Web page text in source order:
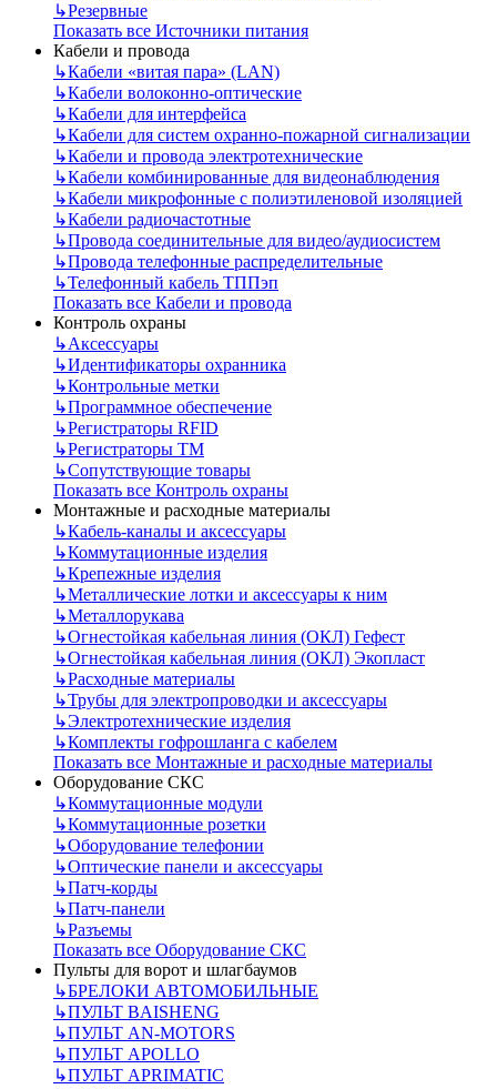
↳Резервные
Показать все Источники питания
Кабели и провода
↳Кабели «витая пара» (LAN)
↳Кабели волоконно-оптические
↳Кабели для интерфейса
↳Кабели для систем охранно-пожарной сигнализации
↳Кабели и провода электротехнические
↳Кабели комбинированные для видеонаблюдения
↳Кабели микрофонные с полиэтиленовой изоляцией
↳Кабели радиочастотные
↳Провода соединительные для видео/аудиосистем
↳Провода телефонные распределительные
↳Телефонный кабель ТППэп
Показать все Кабели и провода
Контроль охраны
↳Аксессуары
↳Идентификаторы охранника
↳Контрольные метки
↳Программное обеспечение
↳Регистраторы RFID
↳Регистраторы ТМ
↳Сопутствующие товары
Показать все Контроль охраны
Монтажные и расходные материалы
↳Кабель-каналы и аксессуары
↳Коммутационные изделия
↳Крепежные изделия
↳Металлические лотки и аксессуары к ним
↳Металлорукава
↳Огнестойкая кабельная линия (ОКЛ) Гефест
↳Огнестойкая кабельная линия (ОКЛ) Экопласт
↳Расходные материалы
↳Трубы для электропроводки и аксессуары
↳Электротехнические изделия
↳Комплекты гофрошланга с кабелем
Показать все Монтажные и расходные материалы
Оборудование СКС
↳Коммутационные модули
↳Коммутационные розетки
↳Оборудование телефонии
↳Оптические панели и аксессуары
↳Патч-корды
↳Патч-панели
↳Разъемы
Показать все Оборудование СКС
Пульты для ворот и шлагбаумов
↳БРЕЛОКИ АВТОМОБИЛЬНЫЕ
↳ПУЛЬТ BAISHENG
↳ПУЛЬТ AN-MOTORS
↳ПУЛЬТ APOLLO
↳ПУЛЬТ APRIMATIC